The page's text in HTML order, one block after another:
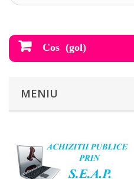
Cos (gol)
MENIU